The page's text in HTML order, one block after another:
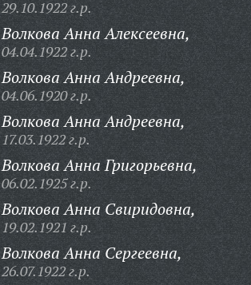
29.10.1922 г.р.
Волкова Анна Алексеевна,
04.04.1922 г.р.
Волкова Анна Андреевна,
04.06.1920 г.р.
Волкова Анна Андреевна,
17.03.1922 г.р.
Волкова Анна Григорьевна,
06.02.1925 г.р.
Волкова Анна Свиридовна,
19.02.1921 г.р.
Волкова Анна Сергеевна,
26.07.1922 г.р.